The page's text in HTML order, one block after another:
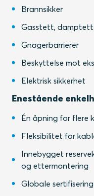
Brannsikker
Gasstett, damptett
Gnagerbarrierer
Beskyttelse mot
Elektrisk sikkerhet
Enestående
Én åpning for flere
Fleksibilitet for
Innebygget
og ettermontering
Globale